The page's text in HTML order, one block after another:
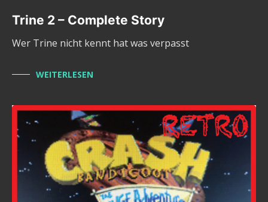
Trine 2 – Complete Story
Wer Trine nicht kennt hat was verpasst
WEITERLESEN